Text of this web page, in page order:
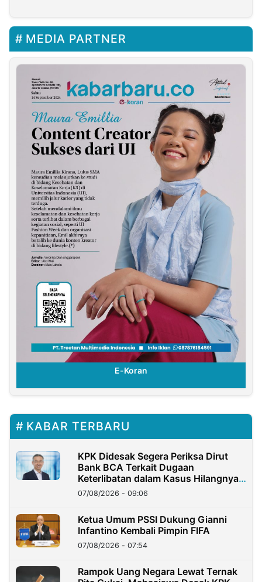
MEDIA PARTNER
E-Koran
KABAR TERBARU
KPK Didesak Segera Periksa Dirut
Bank BCA Terkait Dugaan
Keterlibatan dalam Kasus Hilangnya
Dana Nasabah Rp2,58 Miliar
07/08/2026 - 09:06
Ketua Umum PSSI Dukung Gianni
Infantino Kembali Pimpin FIFA
07/08/2026 - 07:54
Rampok Uang Negara Lewat Ternak